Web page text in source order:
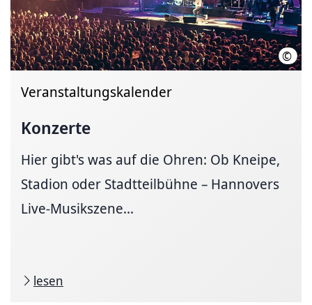
©
Veranstaltungskalender
Konzerte
Hier gibt's was auf die Ohren: Ob Kneipe,
Stadion oder Stadtteilbühne – Hannovers
Live-Musikszene...
lesen